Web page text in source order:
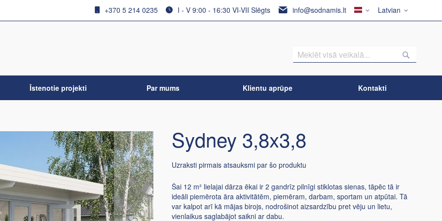
Valoda
Latvian
Valsts
info@sodnamis.lt
I - V 9:00 - 16:30 VI-VII Slēgts
+370 5 214 0235
Īstenotie projekti Par mums Klientu aprūpe Kontakti
Sydney 3,8x3,8
Uzraksti pirmais atsauksmi par šo produktu
Šai 12 m² lielajai dārza ēkai ir 2 gandrīz pilnīgi stiklotas sienas, tāpēc tā ir
ideāli piemērota āra aktivitātēm, piemēram, darbam, sportam un atpūtai. Tā
var kalpot arī kā mājas birojs, nodrošinot aizsardzību pret vēju un lietu,
vienlaikus saglabājot saikni ar dabu.